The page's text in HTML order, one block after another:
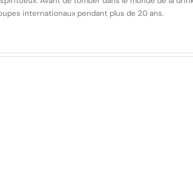
internationaux pendant plus de 20 ans.